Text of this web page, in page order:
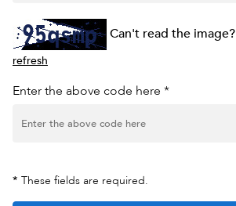
Can't read the image?
refresh
Enter the above code here *
* These fields are required.